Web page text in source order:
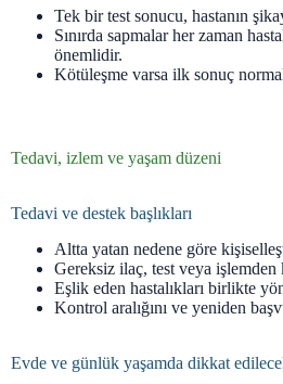
Tek bir test sonucu, hastanın
Sınırda sapmalar her zaman
önemlidir.
Kötüleşme varsa ilk sonuç
Tedavi, izlem ve yaşam düzeni
Tedavi ve destek başlıkları
Altta yatan nedene göre
Gereksiz ilaç, test veya işlemden
Eşlik eden hastalıkları birlikte
Kontrol aralığını ve yeniden
Evde ve günlük yaşamda dikkat